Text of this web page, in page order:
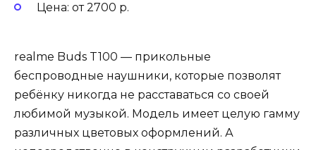
Цена: от 2700 р.
realme Buds T100 — прикольные
беспроводные наушники, которые позволят
ребёнку никогда не расставаться со своей
любимой музыкой. Модель имеет целую гамму
различных цветовых оформлений. А